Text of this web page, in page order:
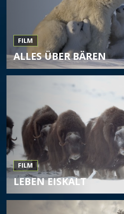
FILM
ALLES ÜBER BÄREN
FILM
LEBEN EISKALT